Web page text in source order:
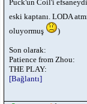
Puck'un Coil'i efsaneydi
eski kaptanı. LODA
oluyormuş
)
Son olarak:
Patience from Zhou:
THE PLAY:
[Bağlantı]